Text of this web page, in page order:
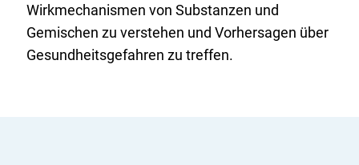
Wirkmechanismen von Substanzen und
Gemischen zu verstehen und Vorhersagen über
Gesundheitsgefahren zu treffen.